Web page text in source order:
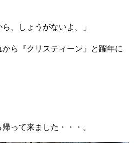
、しょうがないよ。」
ら『クリスティーン』と躍年に
って来ました・・・。